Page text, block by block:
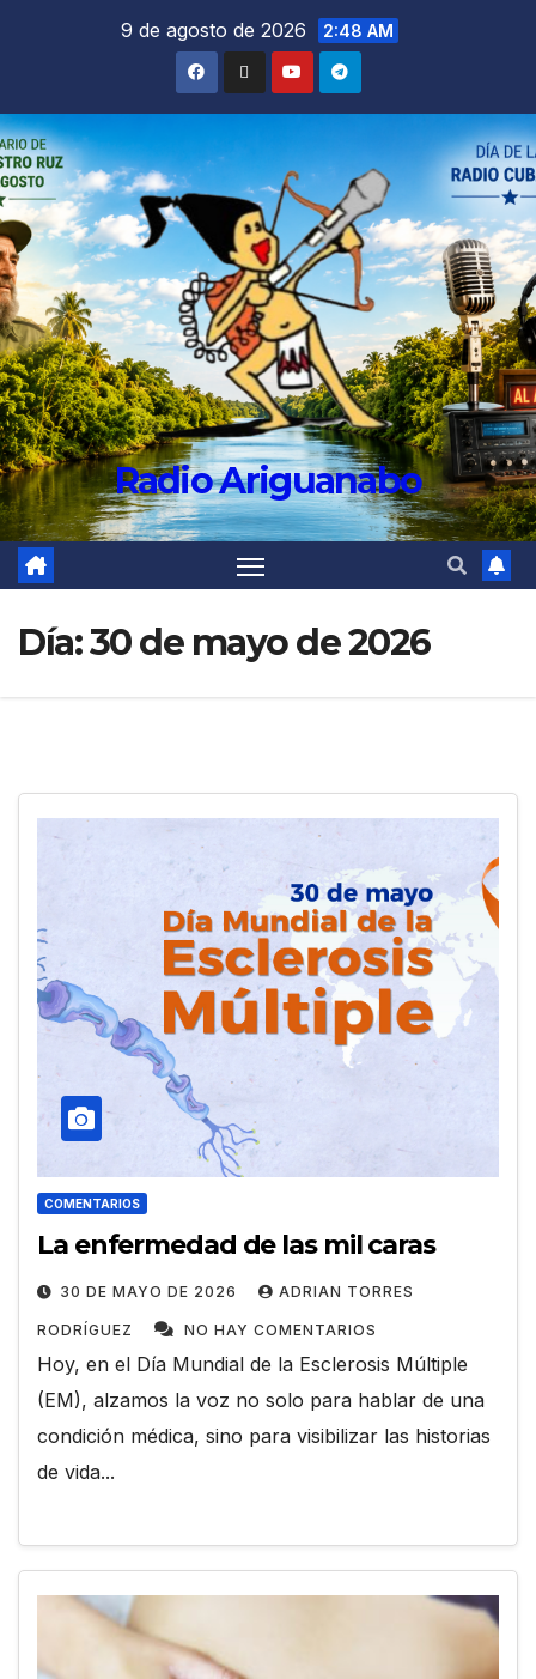
9 de agosto de 2026 2:48 AM
Radio Ariguanabo
Día:30 de mayo de 2026
COMENTARIOS
La enfermedad de las mil caras
30 DE MAYO DE 2026 ADRIAN TORRES
RODRÍGUEZ NO HAY COMENTARIOS
Hoy, en el Día Mundial de la Esclerosis Múltiple
(EM), alzamos la voz no solo para hablar de una
condición médica, sino para visibilizar las historias
de vida...